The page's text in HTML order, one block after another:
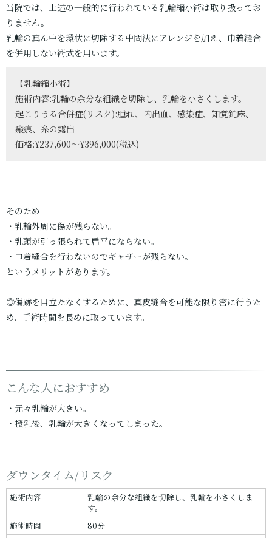
当院では、上述の一般的に行われている乳輪縮小術は取り扱ってお
りません。
乳輪の真ん中を環状に切除する中間法にアレンジを加え、巾着縫合
を併用しない術式を用います。
【乳輪縮小術】
施術内容:乳輪の余分な組織を切除し、乳輪を小さくします。
起こりうる合併症(リスク):腫れ、内出血、感染症、知覚鈍麻、
瘢痕、糸の露出
価格:¥237,600〜¥396,000(税込)
そのため
・乳輪外周に傷が残らない。
・乳頭が引っ張られて扁平にならない。
・巾着縫合を行わないのでギャザーが残らない。
というメリットがあります。
◎傷跡を目立たなくするために、真皮縫合を可能な限り密に行うた
め、手術時間を長めに取っています。
こんな人におすすめ
・元々乳輪が大きい。
・授乳後、乳輪が大きくなってしまった。
ダウンタイム/リスク
施術内容
乳輪の余分な組織を切除し、乳輪を小さくしま
す。
施術時間
80分